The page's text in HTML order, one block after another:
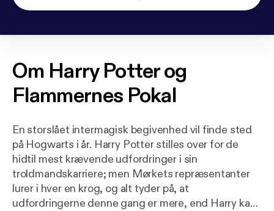
Om Harry Potter og
Flammernes Pokal
En storslået intermagisk begivenhed vil finde sted
på Hogwarts i år. Harry Potter stilles over for de
hidtil mest krævende udfordringer i sin
troldmandskarriere; men Mørkets repræsentanter
lurer i hver en krog, og alt tyder på, at
udfordringerne denne gang er mere, end Harry kan